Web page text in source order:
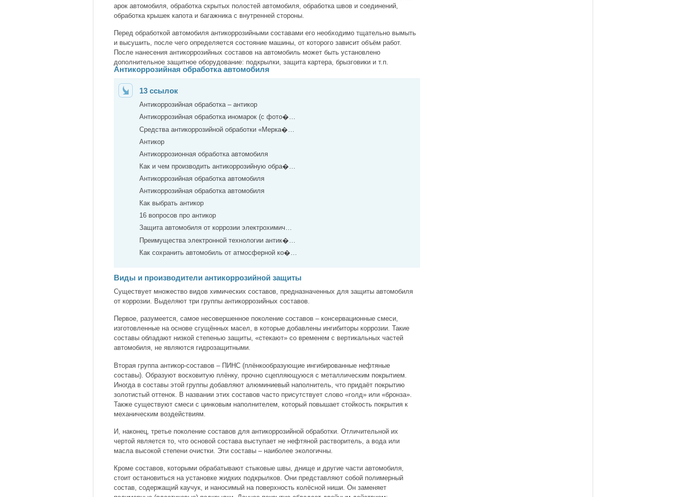
арок автомобиля, обработка скрытых полостей автомобиля, обработка швов и соединений,
обработка крышек капота и багажника с внутренней стороны.
Перед обработкой автомобиля антикоррозийными составами его необходимо тщательно вымыть
и высушить, после чего определяется состояние машины, от которого зависит объём работ.
После нанесения антикоррозийных составов на автомобиль может быть установлено
дополнительное защитное оборудование: подкрылки, защита картера, брызговики и т.п.
Антикоррозийная обработка автомобиля
13 ссылок
Антикоррозийная обработка – антикор
Антикоррозийная обработка иномарок (с фото�…
Средства антикоррозийной обработки «Мерка�…
Антикор
Антикоррозионная обработка автомобиля
Как и чем производить антикоррозийную обра�…
Антикоррозийная обработка автомобиля
Антикоррозийная обработка автомобиля
Как выбрать антикор
16 вопросов про антикор
Защита автомобиля от коррозии электрохимич…
Преимущества электронной технологии антик�…
Как сохранить автомобиль от атмосферной ко�…
Виды и производители антикоррозийной защиты
Существует множество видов химических составов, предназначенных для защиты автомобиля
от коррозии. Выделяют три группы антикоррозийных составов.
Первое, разумеется, самое несовершенное поколение составов – консервационные смеси,
изготовленные на основе сгущённых масел, в которые добавлены ингибиторы коррозии. Такие
составы обладают низкой степенью защиты, «стекают» со временем с вертикальных частей
автомобиля, не являются гидрозащитными.
Вторая группа антикор-составов – ПИНС (плёнкообразующие ингибированные нефтяные
составы). Образуют восковитую плёнку, прочно сцепляющуюся с металлическим покрытием.
Иногда в составы этой группы добавляют алюминиевый наполнитель, что придаёт покрытию
золотистый оттенок. В названии этих составов часто присутствует слово «голд» или «бронза».
Также существуют смеси с цинковым наполнителем, который повышает стойкость покрытия к
механическим воздействиям.
И, наконец, третье поколение составов для антикоррозийной обработки. Отличительной их
чертой является то, что основой состава выступает не нефтяной растворитель, а вода или
масла высокой степени очистки. Эти составы – наиболее экологичны.
Кроме составов, которыми обрабатывают стыковые швы, днище и другие части автомобиля,
стоит остановиться на установке жидких подкрылков. Они представляют собой полимерный
состав, содержащий каучук, и наносимый на поверхность колёсной ниши. Он заменяет